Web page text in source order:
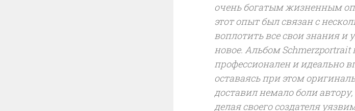
очень богатым жизненным
этот опыт был связан с
воплотить все свои знания и
новое. АльбомSchmerzportrait
профессионален и идеально
оставаясь при этом
доставил немало боли
делая своего создателя